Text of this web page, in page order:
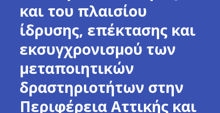
και του πλαισίου
ίδρυσης, επέκτασης και
εκσυγχρονισμού των
μεταποιητικών
δραστηριοτήτων στην
Περιφέρεια Αττικής και